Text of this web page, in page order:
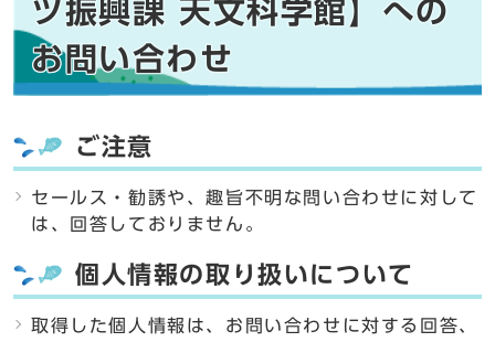
ツ振興課 天文科学館】への
お問い合わせ
ご注意
セールス・勧誘や、趣旨不明な問い合わせに対して
は、回答しておりません。
個人情報の取り扱いについて
取得した個人情報は、お問い合わせに対する回答、